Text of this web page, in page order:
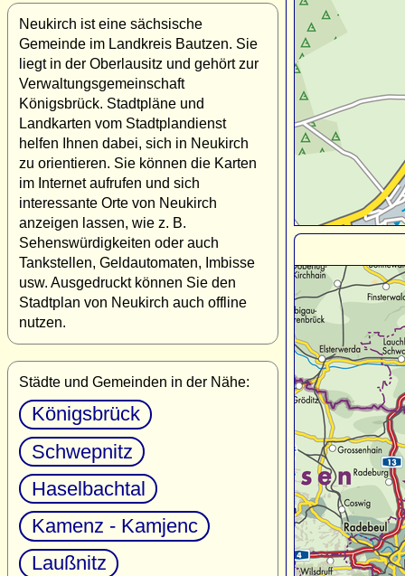
Neukirch ist eine sächsische
Gemeinde im Landkreis Bautzen. Sie
liegt in der Oberlausitz und gehört zur
Verwaltungsgemeinschaft
Königsbrück. Stadtpläne und
Landkarten vom Stadtplandienst
helfen Ihnen dabei, sich in Neukirch
zu orientieren. Sie können die Karten
im Internet aufrufen und sich
interessante Orte von Neukirch
anzeigen lassen, wie z. B.
Sehenswürdigkeiten oder auch
Tankstellen, Geldautomaten, Imbisse
usw. Ausgedruckt können Sie den
Stadtplan von Neukirch auch offline
nutzen.
Städte und Gemeinden in der Nähe:
Königsbrück
Schwepnitz
Haselbachtal
Kamenz - Kamjenc
Laußnitz